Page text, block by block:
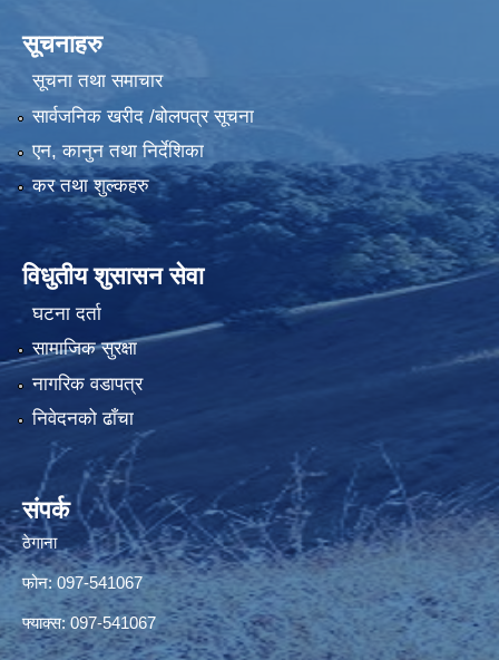
सूचनाहरु
सूचना तथा समाचार
सार्वजनिक खरीद /बोलपत्र सूचना
एन, कानुन तथा निर्देशिका
कर तथा शुल्कहरु
विधुतीय शुसासन सेवा
घटना दर्ता
सामाजिक सुरक्षा
नागरिक वडापत्र
निवेदनको ढाँचा
संपर्क
ठेगाना
फोन: 097-541067
फ्याक्स: 097-541067